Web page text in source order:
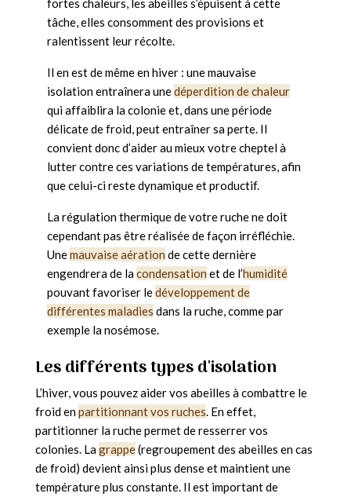
tâche, elles consomment des provisions et
ralentissent leur récolte.
Il en est de même en hiver : une mauvaise
isolation entraînera unedéperdition de chaleur
qui affaiblira la colonie et, dans une période
délicate de froid, peut entraîner sa perte. Il
convient donc d’aider au mieux votre cheptel à
lutter contre ces variations de températures, afin
que celui-ci reste dynamique et productif.
La régulation thermique de votre ruche ne doit
cependant pas être réalisée de façon irréfléchie.
Unemauvaise aération de cette dernière
engendrera de lacondensation et de l’humidité
pouvant favoriser ledéveloppement de
différentes maladies dans la ruche, comme par
exemple la nosémose.
Les différents types d'isolation
L’hiver, vous pouvez aider vos abeilles à combattre le
froid enpartitionnant vos ruches . En effet,
partitionner la ruche permet de resserrer vos
colonies. Lagrappe(regroupement des abeilles en cas
de froid) devient ainsi plus dense et maintient une
température plus constante. Il est important de